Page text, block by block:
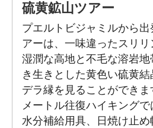
硫黄鉱山ツアー
プエルトビジャミルから
アーは、一味違ったスリリ
湿潤な高地と不毛な溶岩
き生きとした黄色い硫黄
デラ縁を見ることができま
メートル往復ハイキングで
水分補給用具、日焼け止